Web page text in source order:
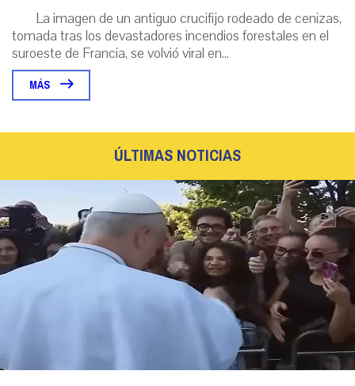
La imagen de un antiguo crucifijo rodeado de cenizas,
tomada tras los devastadores incendios forestales en el
suroeste de Francia, se volvió viral en...
MÁS
ÚLTIMAS NOTICIAS